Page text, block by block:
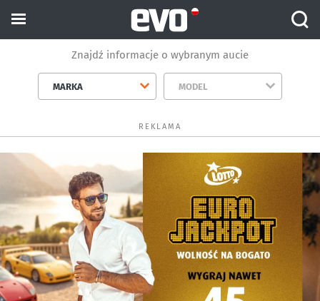
Znajdź informacje o wybranym aucie
MARKA MODEL
REKLAMA